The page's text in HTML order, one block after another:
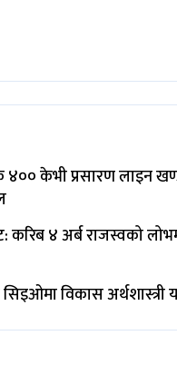
केभी प्रसारण लाइन
करिब ४ अर्ब राजस्वको
सिइओमा विकास अर्थशास्त्री